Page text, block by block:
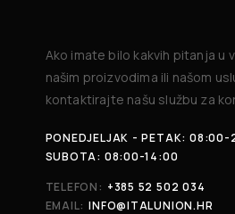
Ako imate bilo kakvih pitanja u
našim proizvodima ili našom
kontaktirajte našu službu za
PONEDJELJAK - PETAK:
SUBOTA: 08:00-14:00
TELEFON: +385 52 502 034
EMAIL: INFO@ITALUNION.HR